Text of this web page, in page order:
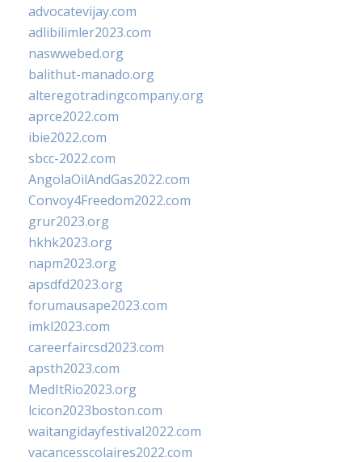
advocatevijay.com
adlibilimler2023.com
naswwebed.org
balithut-manado.org
alteregotradingcompany.org
aprce2022.com
ibie2022.com
sbcc-2022.com
AngolaOilAndGas2022.com
Convoy4Freedom2022.com
grur2023.org
hkhk2023.org
napm2023.org
apsdfd2023.org
forumausape2023.com
imkl2023.com
careerfaircsd2023.com
apsth2023.com
MedItRio2023.org
lcicon2023boston.com
waitangidayfestival2022.com
vacancesscolaires2022.com